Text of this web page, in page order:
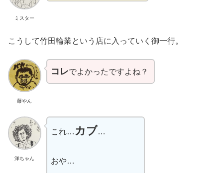
ミスター
こうして竹田輪業という店に入っていく御一行。
藤やん
コレでよかったですよね？
洋ちゃん
これ… カブ…
おや…